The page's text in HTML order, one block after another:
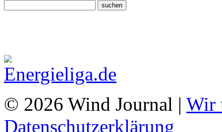
© 2026 Wind Journal | Wir
Datenschutzerklärung